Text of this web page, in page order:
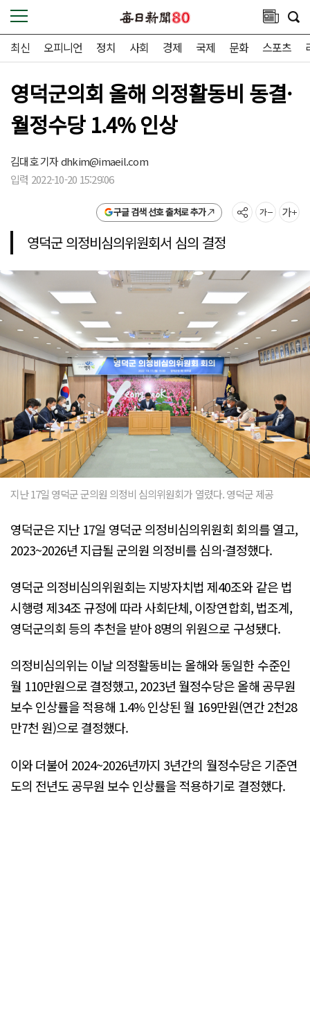
최신 오피니언 정치 사회 경제 국제 문화 스포츠
영덕군의회 올해 의정활동비 동결·
월정수당 1.4% 인상
김대호 기자dhkim@imaeil.com
입력 2022-10-20 15:29:06
구글 검색 선호 출처로 추가
영덕군 의정비심의위원회서 심의 결정
지난 17일 영덕군 군의원 의정비 심의위원회가 열렸다. 영덕군 제공
영덕군은 지난 17일 영덕군 의정비심의위원회 회의를 열고,
2023~2026년 지급될 군의원 의정비를 심의·결정했다.
영덕군 의정비심의위원회는 지방자치법 제40조와 같은 법
시행령 제34조 규정에 따라 사회단체, 이장연합회, 법조계,
영덕군의회 등의 추천을 받아 8명의 위원으로 구성됐다.
의정비심의위는 이날 의정활동비는 올해와 동일한 수준인
월 110만원으로 결정했고, 2023년 월정수당은 올해 공무원
보수 인상률을 적용해 1.4% 인상된 월 169만원(연간 2천28
만7천 원)으로 결정했다.
이와 더불어 2024~2026년까지 3년간의 월정수당은 기준연
도의 전년도 공무원 보수 인상률을 적용하기로 결정했다.